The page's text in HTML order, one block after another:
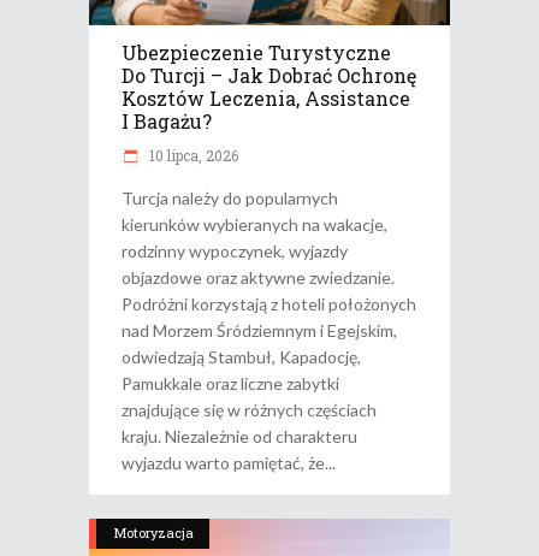
Ubezpieczenie Turystyczne
Do Turcji – Jak Dobrać Ochronę
Kosztów Leczenia, Assistance
I Bagażu?
10 lipca, 2026
Turcja należy do popularnych
kierunków wybieranych na wakacje,
rodzinny wypoczynek, wyjazdy
objazdowe oraz aktywne zwiedzanie.
Podróżni korzystają z hoteli położonych
nad Morzem Śródziemnym i Egejskim,
odwiedzają Stambuł, Kapadocję,
Pamukkale oraz liczne zabytki
znajdujące się w różnych częściach
kraju. Niezależnie od charakteru
wyjazdu warto pamiętać, że
Motoryzacja